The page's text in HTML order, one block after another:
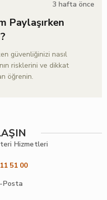
3 hafta önce
Paylaşırken
güvenliğinizi nasıl
risklerini ve dikkat
öğrenin.
Hizmetleri
51 00
Posta